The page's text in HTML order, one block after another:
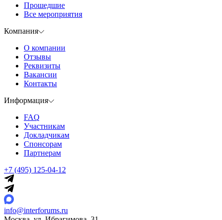
Прошедшие
Все мероприятия
Компания
О компании
Отзывы
Реквизиты
Вакансии
Контакты
Информация
FAQ
Участникам
Докладчикам
Спонсорам
Партнерам
+7 (495) 125-04-12
info@interforums.ru